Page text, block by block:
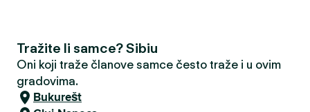
Tražite li samce? Sibiu
Oni koji traže članove samce često traže i u ovim
gradovima.
Bukurešt